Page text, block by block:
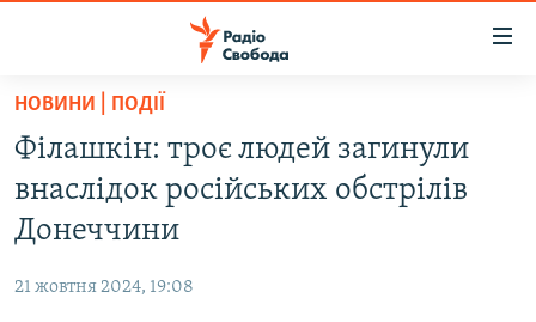
Перейти
основного
матеріалу
Перейти
до
основної
СТАТТІ
РОСІЙСЬКА «ФІЛЬТРАЦІЯ»
НОВИНИ | ПОДІЇ
Філашкін: троє людей загинули
внаслідок російських обстрілів
Донеччини
21 жовтня 2024, 19:08